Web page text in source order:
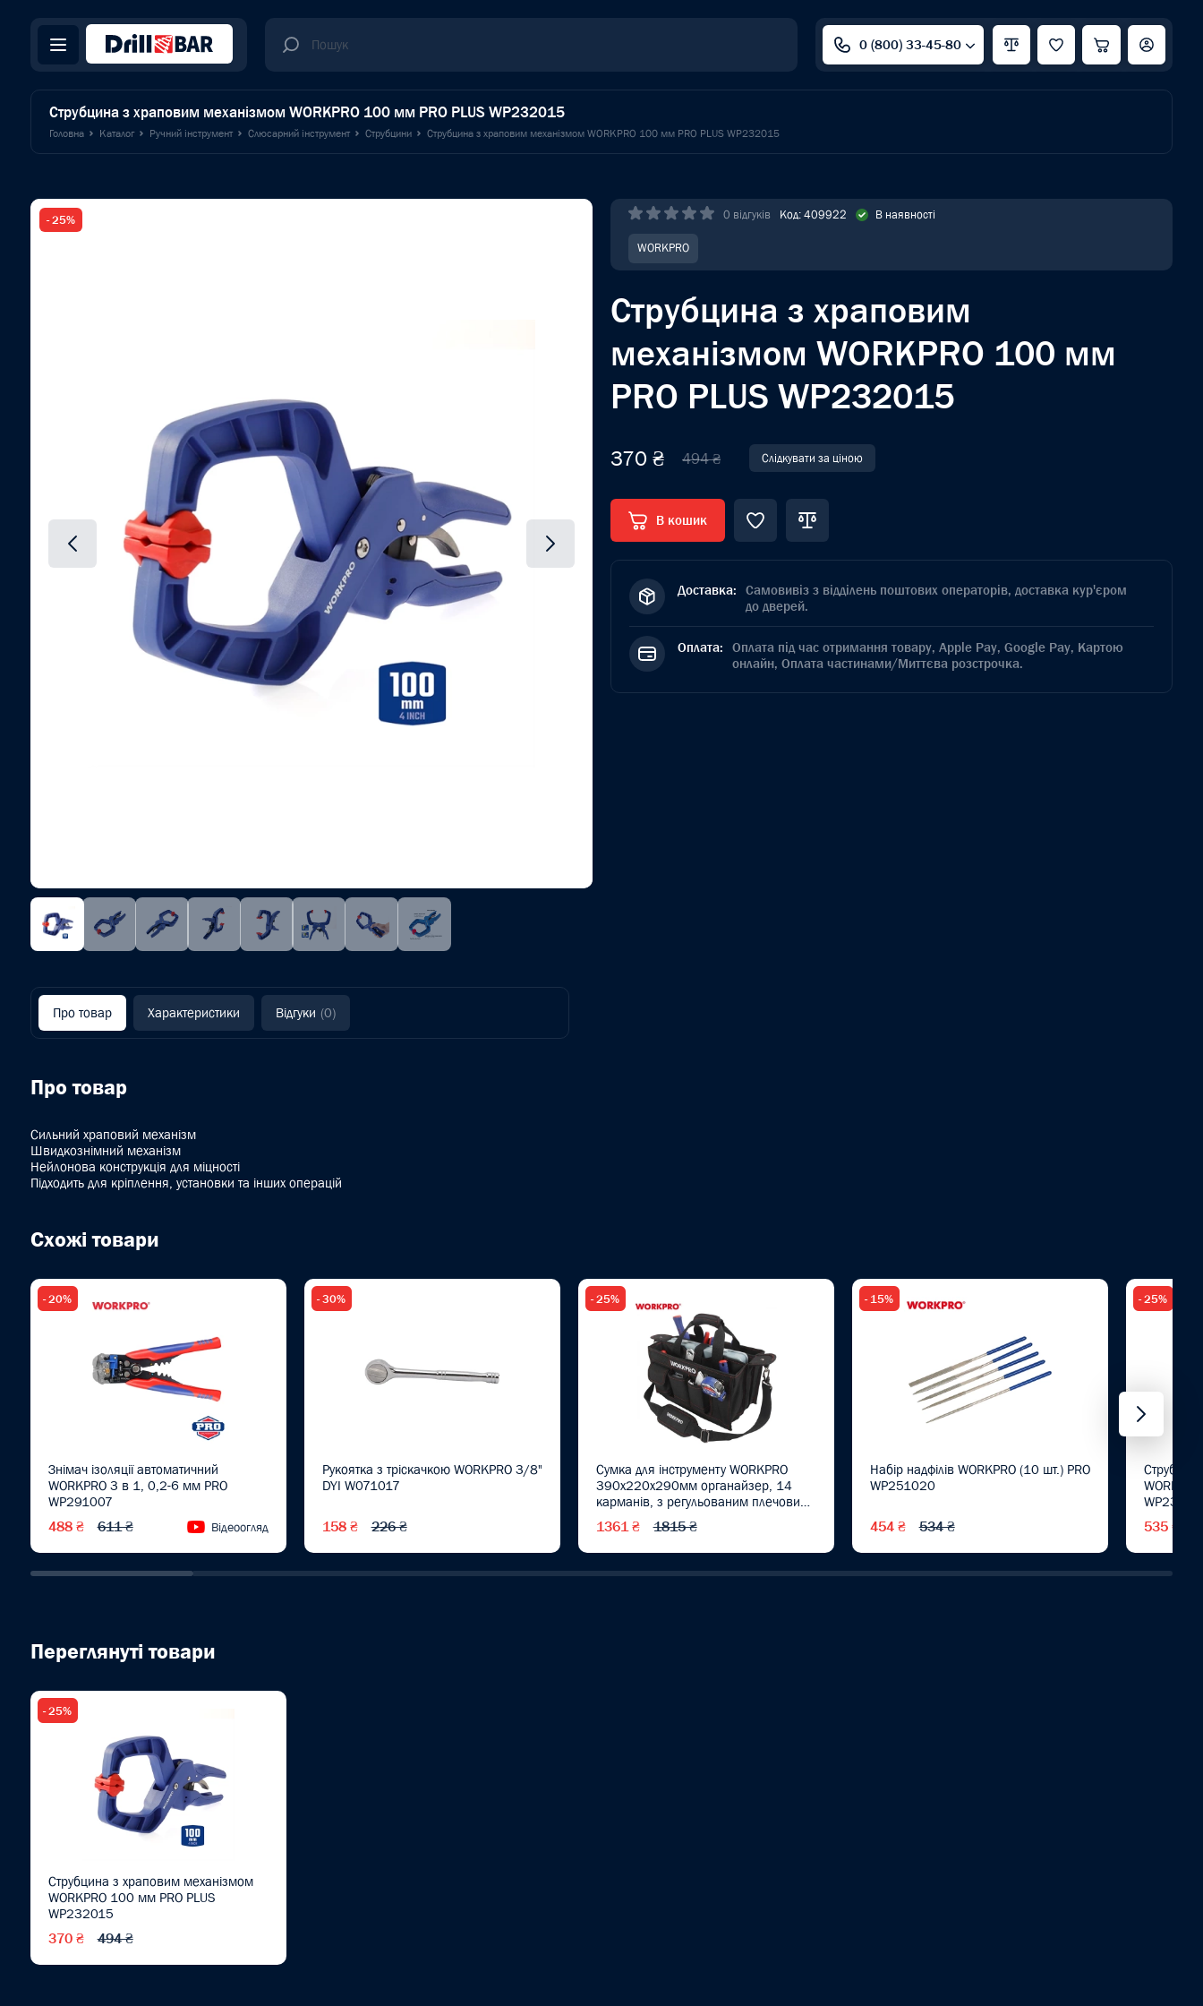
0 (800) 33-45-80
Струбцина з храповим механізмом WORKPRO 100 мм PRO PLUS WP232015
Головна Каталог Ручний інструмент Слюсарний інструмент Струбцини Струбцина з храповим механізмом WORKPRO 100 мм PRO PLUS WP232015
- 25% 0 відгуків Код: 409922 В наявності
WORKPRO
Струбцина з храповим
механізмом WORKPRO 100 мм
PRO PLUS WP232015
370 ₴ 494 ₴ Слідкувати за ціною
В кошик
Доставка: Самовивіз з відділень поштових операторів, доставка кур'єром
до дверей.
Оплата: Оплата під час отримання товару, Apple Pay, Google Pay, Картою
онлайн, Оплата частинами/Миттєва розстрочка.
Про товар Характеристики Відгуки (0)
Про товар
Сильний храповий механізм
Швидкознімний механізм
Нейлонова конструкція для міцності
Підходить для кріплення, установки та інших операцій
Схожі товари
- 20%
Знімач ізоляції автоматичний
WORKPRO 3 в 1, 0,2-6 мм PRO
WP291007
488 ₴ 611 ₴ Відеоогляд
- 30%
Рукоятка з тріскачкою WORKPRO 3/8"
DYI W071017
158 ₴ 226 ₴
- 25%
Сумка для інструменту WORKPRO
390x220x290мм органайзер, 14
карманів, з регульованим плечовим
1361 ₴ 1815 ₴
- 15%
Набір надфілів WORKPRO (10 шт.) PRO
WP251020
454 ₴ 534 ₴
- 25%
535 ₴
Переглянуті товари
- 25%
Струбцина з храповим механізмом
WORKPRO 100 мм PRO PLUS
WP232015
370 ₴ 494 ₴